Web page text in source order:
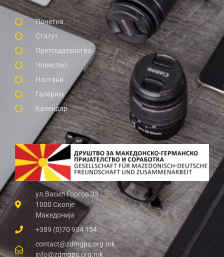
ул.Васил Ѓоргов 33
1000 Скопје
Македонија
+389 (0)70 934 154
contact@zdmgps.org.mk
info@zdmgps.org.mk
Почетна
Статут
Претседателство
Членство
Настани
Галерија
Календар